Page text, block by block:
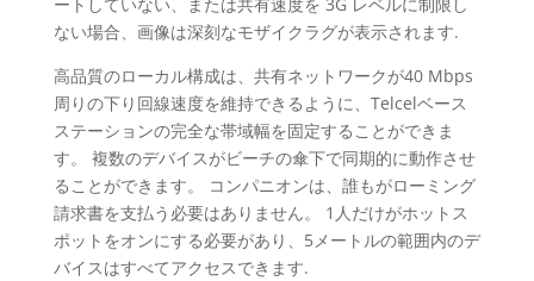
ない場合、画像は深刻なモザイクラグが表示されます.
高品質のローカル構成は、共有ネットワークが40 Mbps
周りの下り回線速度を維持できるように、Telcelベース
ステーションの完全な帯域幅を固定することができま
す。 複数のデバイスがビーチの傘下で同期的に動作させ
ることができます。 コンパニオンは、誰もがローミング
請求書を支払う必要はありません。 1人だけがホットス
ポットをオンにする必要があり、5メートルの範囲内のデ
バイスはすべてアクセスできます.